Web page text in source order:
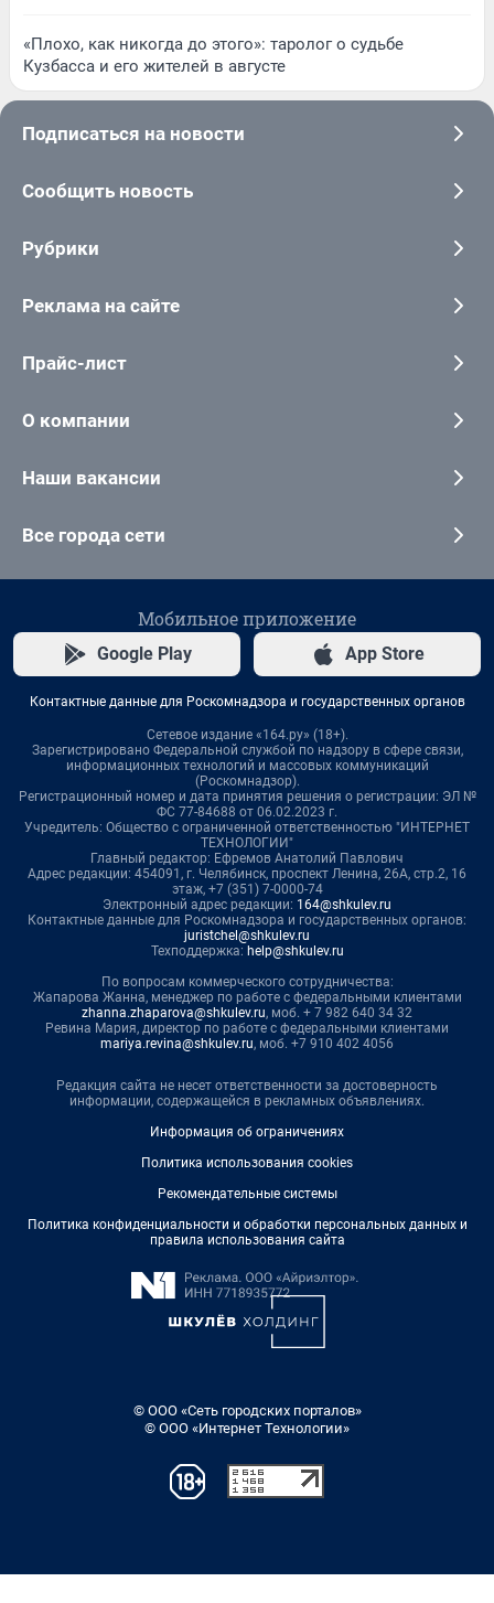
«Плохо, как никогда до этого»: таролог о судьбе
Кузбасса и его жителей в августе
Подписаться на новости
Сообщить новость
Рубрики
Реклама на сайте
Прайс-лист
О компании
Наши вакансии
Все города сети
Мобильное приложение
Google Play App Store
Контактные данные для Роскомнадзора и государственных органов
Сетевое издание «164.ру» (18+).
Зарегистрировано Федеральной службой по надзору в сфере связи,
информационных технологий и массовых коммуникаций
(Роскомнадзор).
Регистрационный номер и дата принятия решения о регистрации: ЭЛ №
ФС 77-84688 от 06.02.2023 г.
Учредитель: Общество с ограниченной ответственностью "ИНТЕРНЕТ
ТЕХНОЛОГИИ"
Главный редактор: Ефремов Анатолий Павлович
Адрес редакции: 454091, г. Челябинск, проспект Ленина, 26А, стр.2, 16
этаж, +7 (351) 7-0000-74
Электронный адрес редакции: 164@shkulev.ru
Контактные данные для Роскомнадзора и государственных органов:
juristchel@shkulev.ru
Техподдержка: help@shkulev.ru
По вопросам коммерческого сотрудничества:
Жапарова Жанна, менеджер по работе с федеральными клиентами
zhanna.zhaparova@shkulev.ru, моб. + 7 982 640 34 32
Ревина Мария, директор по работе с федеральными клиентами
mariya.revina@shkulev.ru, моб. +7 910 402 4056
Редакция сайта не несет ответственности за достоверность
информации, содержащейся в рекламных объявлениях.
Информация об ограничениях
Политика использования cookies
Рекомендательные системы
Политика конфиденциальности и обработки персональных данных и
правила использования сайта
© ООО «Сеть городских порталов»
© ООО «Интернет Технологии»